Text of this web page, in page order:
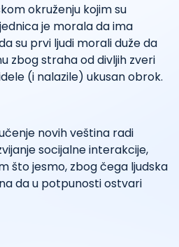
okruženju kojim su
je morala da ima
su prvi ljudi morali duže da
zbog straha od divljih zveri
(i nalazile) ukusan obrok.
novih veština radi
socijalne interakcije,
što jesmo, zbog čega ljudska
da u potpunosti ostvari